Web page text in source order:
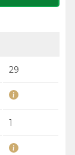
29
1